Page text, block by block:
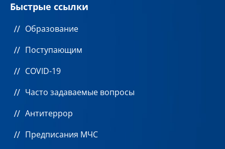
Быстрые ссылки
Образование
Поступающим
COVID-19
Часто задаваемые вопросы
Антитеррор
Предписания МЧС